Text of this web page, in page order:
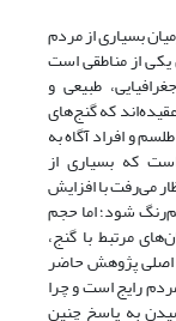
بسیاری از مردم
یکی از مناطقی است
طبیعی و
که گنج‌های
و افراد آگاه به
که بسیاری از
می‌رفت با افزایش
شود؛ اما حجم
مرتبط با گنج،
اصلی پژوهش حاضر
رایج است و چرا
به پاسخ چنین